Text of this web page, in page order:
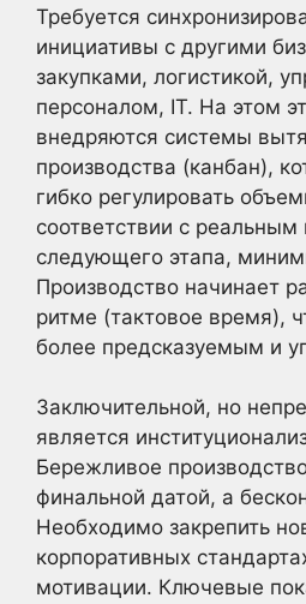
Требуется
инициативы с другими
закупками, логистикой,
персоналом, IT. На этом
внедряются системы
производства (канбан),
гибко регулировать
соответствии с
следующего этапа,
Производство начинает
ритме (тактовое время),
более предсказуемым и
Заключительной, но
является
Бережливое
финальной датой, а
Необходимо закрепить
корпоративных
мотивации. Ключевые